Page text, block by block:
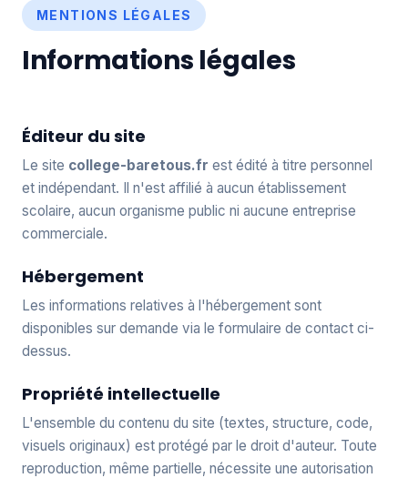
MENTIONS LÉGALES
Informations légales
Éditeur du site
Le site college-baretous.fr est édité à titre personnel
et indépendant. Il n'est affilié à aucun établissement
scolaire, aucun organisme public ni aucune entreprise
commerciale.
Hébergement
Les informations relatives à l'hébergement sont
disponibles sur demande via le formulaire de contact ci-
dessus.
Propriété intellectuelle
L'ensemble du contenu du site (textes, structure, code,
visuels originaux) est protégé par le droit d'auteur. Toute
reproduction, même partielle, nécessite une autorisation